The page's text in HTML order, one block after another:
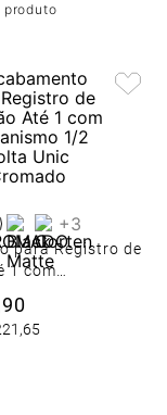
produto
+3
para Registro de
1 com
1/2 Volta Unic
90
,65